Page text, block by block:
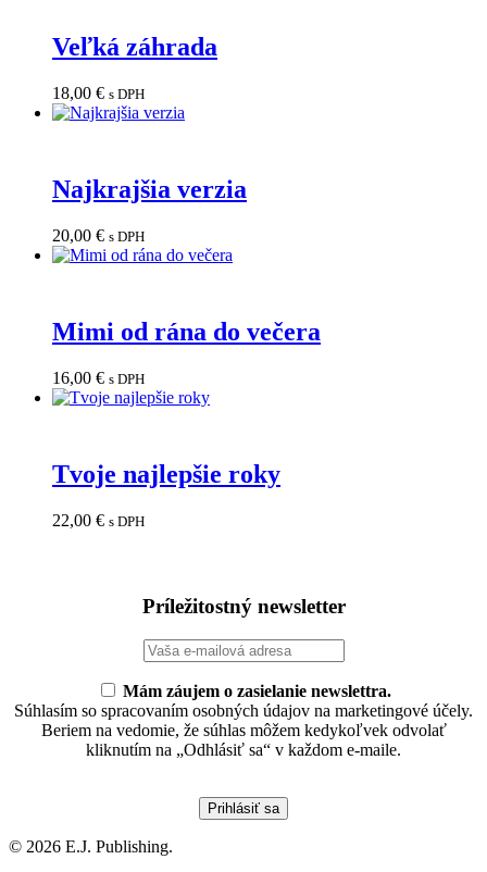
Veľká záhrada
18,00 € s DPH
Najkrajšia verzia
20,00 € s DPH
Mimi od rána do večera
16,00 € s DPH
Tvoje najlepšie roky
22,00 € s DPH
Príležitostný newsletter
Mám záujem o zasielanie newslettra.
Súhlasím so spracovaním osobných údajov na marketingové účely.
Beriem na vedomie, že súhlas môžem kedykoľvek odvolať
kliknutím na „Odhlásiť sa“ v každom e-maile.
© 2026 E.J. Publishing.